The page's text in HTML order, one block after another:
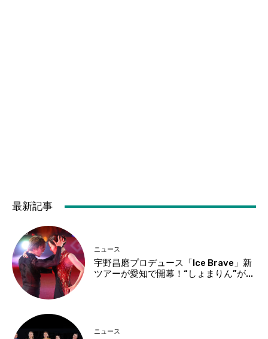
最新記事
ニュース
宇野昌磨プロデュース「Ice Brave」新
ツアーが愛知で開幕！“しょまりん”が...
ニュース